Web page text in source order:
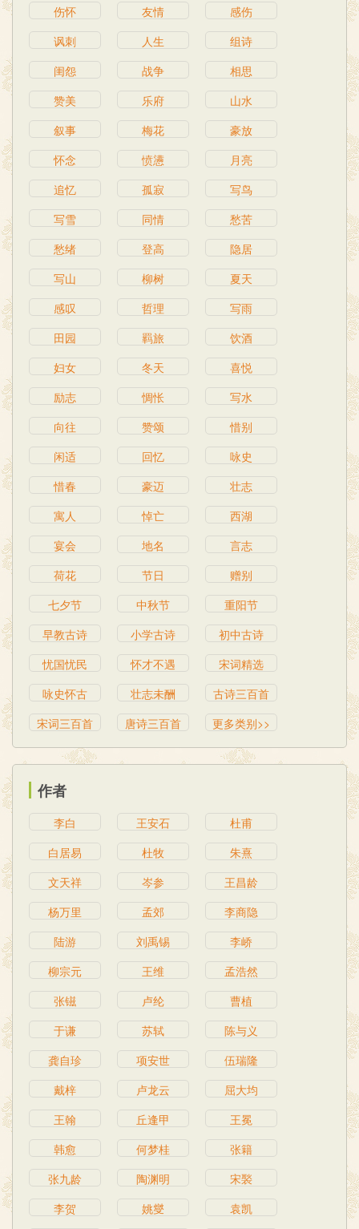
伤怀 友情
感伤
讽刺
人生
组诗
闺怨
战争
相思
赞美
乐府
山水
叙事
梅花
豪放
怀念
愤懑
月亮
追忆
孤寂
写鸟
写雪
同情
愁苦
愁绪
登高
隐居
写山
柳树
夏天
感叹
哲理
写雨
田园
羁旅
饮酒
妇女
冬天
喜悦
励志
惆怅
写水
向往
赞颂
惜别
闲适
回忆
咏史
惜春
豪迈
壮志
寓人
悼亡
西湖
宴会
地名
言志
荷花
节日
赠别
七夕节
中秋节
重阳节
早教古诗
小学古诗
初中古诗
忧国忧民
怀才不遇
宋词精选
咏史怀古
壮志未酬
古诗三百首
宋词三百首
唐诗三百首 更多类别>>
作者
李白 王安石
杜甫
白居易
杜牧
朱熹
文天祥
岑参
王昌龄
杨万里
孟郊
李商隐
陆游
刘禹锡
李峤
柳宗元
王维
孟浩然
张镃
卢纶
曹植
于谦
苏轼
陈与义
龚自珍
项安世
伍瑞隆
戴梓
卢龙云
屈大均
王翰
丘逢甲
王冕
韩愈
何梦桂
张籍
张九龄
陶渊明
宋褧
李贺
姚燮
袁凯